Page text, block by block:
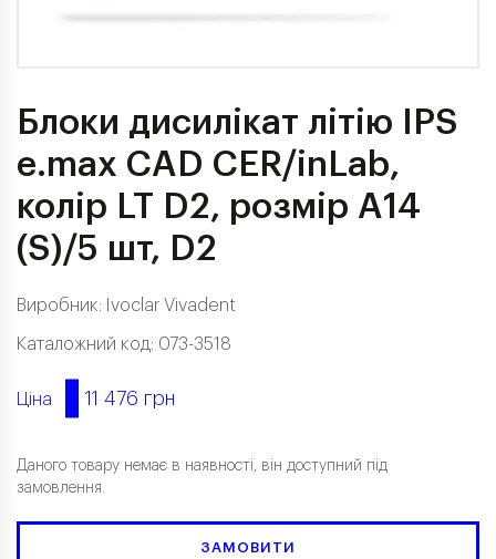
Блоки дисилікат літію IPS
e.max CAD CER/inLab,
колір LT D2, розмір A14
(S)/5 шт, D2
Виробник: Ivoclar Vivadent
Каталожний код: 073-3518
Ціна 11 476 грн
Даного товару немає в наявності, він доступний під
замовлення.
ЗАМОВИТИ